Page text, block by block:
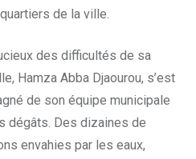
de la ville.
des difficultés de sa
Hamza Abba Djaourou, s’est
de son équipe municipale
dégâts. Des dizaines de
envahies par les eaux,